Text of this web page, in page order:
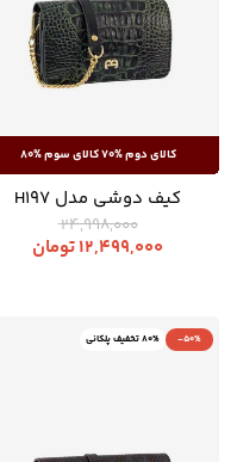
کیف دوشی مدل H197
24,998,000
12,499,000تومان
-50% 80% تخفیف پلکانی